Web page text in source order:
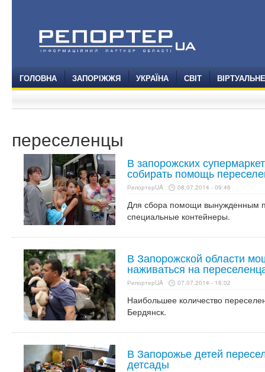
ГОЛОВНА ЗАПОРІЖЖЯ УКРАЇНА СВІТ
переселенцы
В запорожских
собирать помощь
РепортерUA 08.07.2014 - 09:46
Для сбора помощи вынужденным
специальные контейнеры.
В Запорожской области
наживаться на
РепортерUA 07.07.2014 - 16:02
Наибольшее количество
Бердянск.
В Запорожье детей
детсады